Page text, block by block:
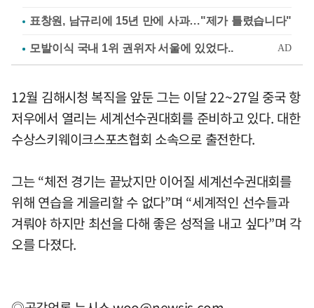
표창원, 남규리에 15년 만에 사과…"제가 틀렸습니다"
12월 김해시청 복직을 앞둔 그는 이달 22~27일 중국 항
저우에서 열리는 세계선수권대회를 준비하고 있다. 대한
수상스키웨이크스포츠협회 소속으로 출전한다.
그는 “체전 경기는 끝났지만 이어질 세계선수권대회를
위해 연습을 게을리할 수 없다”며 “세계적인 선수들과
겨뤄야 하지만 최선을 다해 좋은 성적을 내고 싶다”며 각
오를 다졌다.